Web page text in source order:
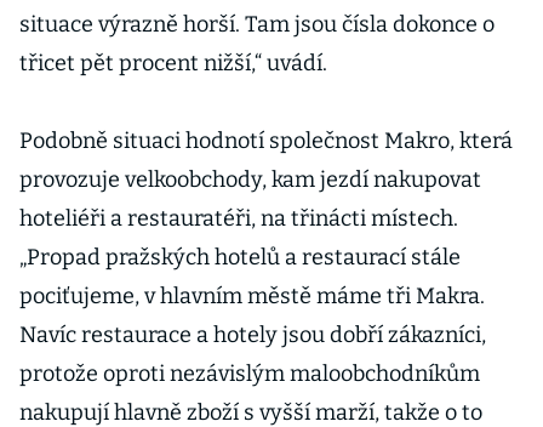
situace výrazně horší. Tam jsou čísla dokonce o
třicet pět procent nižší,“ uvádí.
Podobně situaci hodnotí společnost Makro, která
provozuje velkoobchody, kam jezdí nakupovat
hoteliéři a restauratéři, na třinácti místech.
„Propad pražských hotelů a restaurací stále
pociťujeme, v hlavním městě máme tři Makra.
Navíc restaurace a hotely jsou dobří zákazníci,
protože oproti nezávislým maloobchodníkům
nakupují hlavně zboží s vyšší marží, takže o to